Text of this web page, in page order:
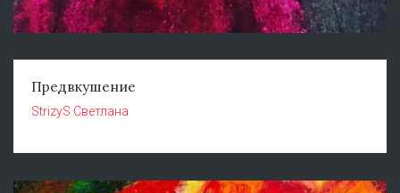
Предвкушение
StrizyS Светлана